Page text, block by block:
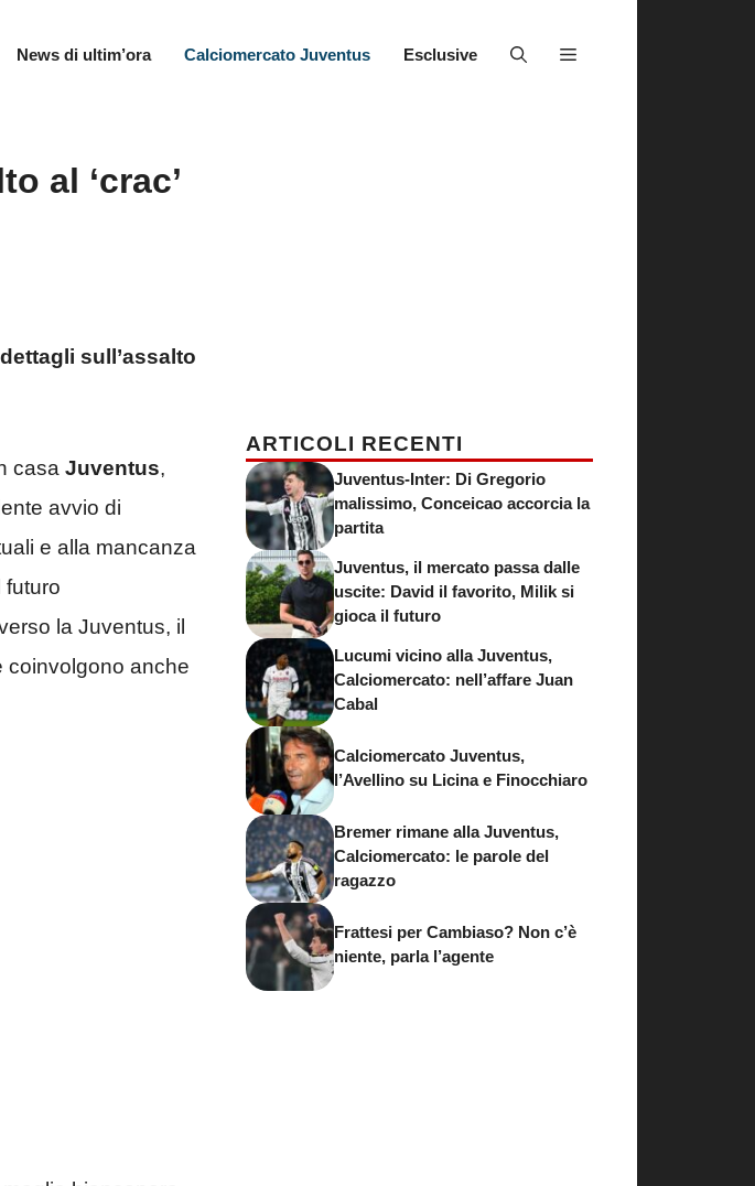
News di ultim’ora Calciomercato Juventus Esclusive
al ‘crac’
sull’assalto
casa Juventus,
avvio di
e alla mancanza
futuro
la Juventus, il
coinvolgono anche
ARTICOLI RECENTI
Juventus-Inter: Di Gregorio
malissimo, Conceicao accorcia la
partita
Juventus, il mercato passa dalle
uscite: David il favorito, Milik si
gioca il futuro
Lucumi vicino alla Juventus,
Calciomercato: nell’affare Juan
Cabal
Calciomercato Juventus,
l’Avellino su Licina e Finocchiaro
Bremer rimane alla Juventus,
Calciomercato: le parole del
ragazzo
Frattesi per Cambiaso? Non c’è
niente, parla l’agente